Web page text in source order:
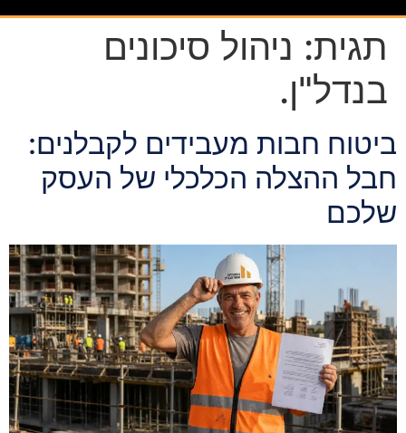
תגית: ניהול סיכונים
בנדל"ן.
ביטוח חבות מעבידים לקבלנים:
חבל ההצלה הכלכלי של העסק
שלכם